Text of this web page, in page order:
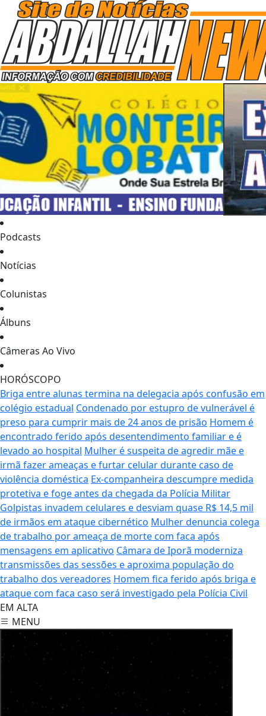
Podcasts
Notícias
Colunistas
Álbuns
Câmeras Ao Vivo
HORÓSCOPO
Briga entre alunas termina na delegacia após confusão em
colégio estadual Condenado por estupro de vulnerável é
preso para cumprir mais de 24 anos de prisão Homem é
encontrado ferido após desentendimento familiar e é
levado ao hospital Mulher é suspeita de agredir mãe e
irmã fazer ameaças e furtar celular durante caso de
violência doméstica Ex-companheira descumpre medida
protetiva e foge antes da chegada da Polícia Militar
Golpistas invadem celulares e desviam quase R$ 14,5 mil
de irmãos em ataque cibernético Mulher denuncia colega
de trabalho por ameaça de morte com faca após
mensagens em aplicativo Câmara de Iporã moderniza
transmissões das sessões e aproxima população do
trabalho dos vereadores Homem fica ferido após briga e
ataque com faca caso será investigado pela Polícia Civil
EM ALTA
MENU